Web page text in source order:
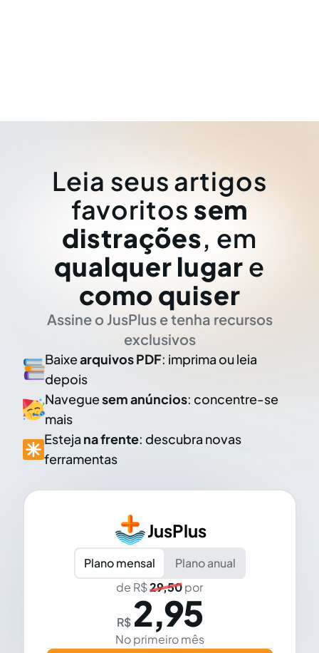
Leia seus artigos
favoritos sem
distrações, em
qualquer lugar e
como quiser
Assine o JusPlus e tenha recursos
exclusivos
Baixearquivos PDF: imprima ou leia
depois
Naveguesem anúncios: concentre-se
mais
Esteja na frente: descubra novas
ferramentas
JusPlus
Plano mensal
Plano anual
de R$29,50por
R$ 2,95
No primeiro mês